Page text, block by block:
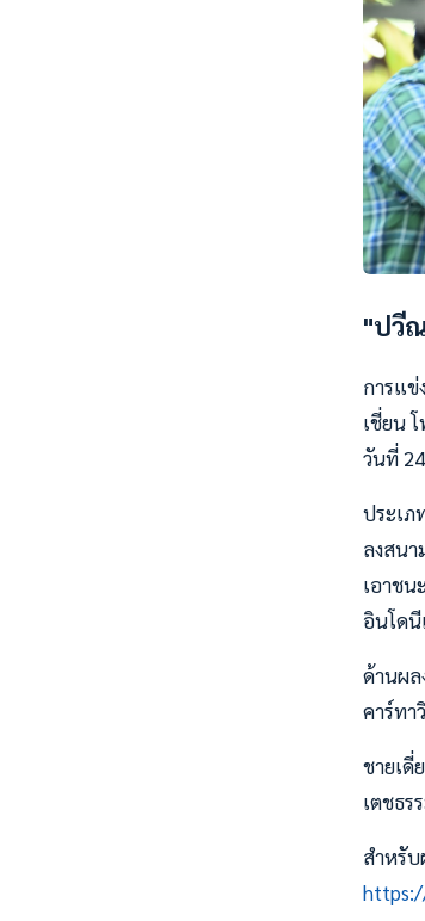
"ปวี
การแข่
เชี่ยน
วันที่
ประเภ
ลงสนา
เอาชน
อินโดนี
ด้านผล
คาร์ทา
ชายเดี่
เตชธร
สำหรั